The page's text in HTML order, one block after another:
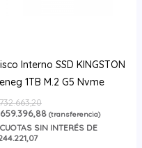
Interno SSD KINGSTON
1TB M.2 G5 Nvme
659.396,88 (transferencia)
CUOTAS SIN INTERÉS DE